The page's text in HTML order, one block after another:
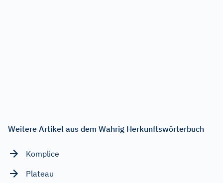
Weitere Artikel aus dem Wahrig Herkunftswörterbuch
Komplice
Plateau